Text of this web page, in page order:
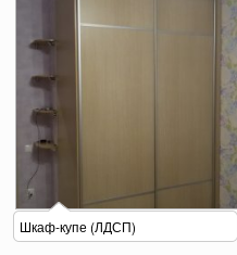
Шкаф-купе (ЛДСП)